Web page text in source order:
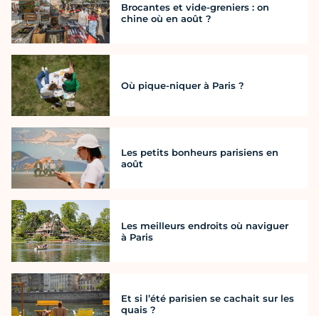
Brocantes et vide-greniers : on
chine où en août ?
Où pique-niquer à Paris ?
Les petits bonheurs parisiens en
août
Les meilleurs endroits où naviguer
à Paris
Et si l’été parisien se cachait sur les
quais ?